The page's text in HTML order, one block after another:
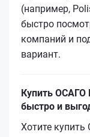
(например,
быстро
компаний и
вариант.
Купить ОСАГО
быстро и
Хотите